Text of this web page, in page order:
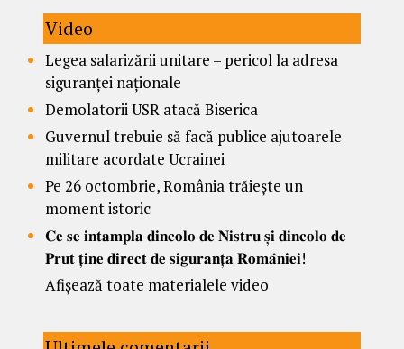
Video
Legea salarizării unitare – pericol la adresa
siguranței naționale
Demolatorii USR atacă Biserica
Guvernul trebuie să facă publice ajutoarele
militare acordate Ucrainei
Pe 26 octombrie, România trăiește un
moment istoric
𝐂𝐞 𝐬𝐞 𝐢𝐧𝐭𝐚𝐦𝐩𝐥𝐚 𝐝𝐢𝐧𝐜𝐨𝐥𝐨 𝐝𝐞 𝐍𝐢𝐬𝐭𝐫𝐮 𝐬̦𝐢 𝐝𝐢𝐧𝐜𝐨𝐥𝐨 𝐝𝐞
𝐏𝐫𝐮𝐭 𝐭̦𝐢𝐧𝐞 𝐝𝐢𝐫𝐞𝐜𝐭 𝐝𝐞 𝐬𝐢𝐠𝐮𝐫𝐚𝐧𝐭̦𝐚 𝐑𝐨𝐦𝐚̂𝐧𝐢𝐞𝐢!
Afișează toate materialele video